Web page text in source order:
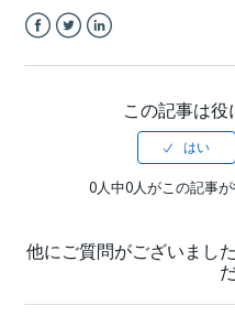
この記事は役
0人中0人がこの記事
他にご質問がございました